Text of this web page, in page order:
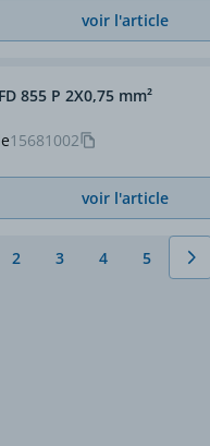
voir l'article
15681002
855 P 2X0,75 mm²
voir l'article
lisez actuellement la page
Page
2 Page
3 Page
4 Page
5